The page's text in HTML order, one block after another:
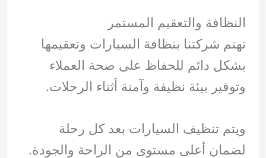
النظافة والتعقيم المستمر
تهتم شركتنا بنظافة السيارات وتعقيمها
بشكل دائم للحفاظ على صحة العملاء
وتوفير بيئة نظيفة وآمنة أثناء الرحلات.
ويتم تنظيف السيارات بعد كل رحلة
لضمان أعلى مستوى من الراحة والجودة.